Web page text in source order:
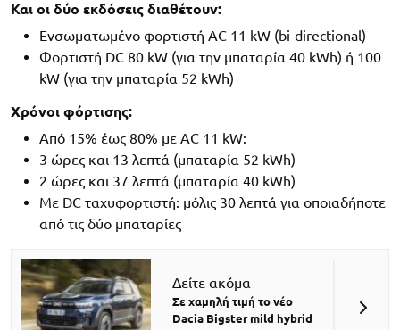
Και οι δύο εκδόσεις διαθέτουν:
Ενσωματωμένο φορτιστή AC 11 kW (bi-directional)
Φορτιστή DC 80 kW (για την μπαταρία 40 kWh) ή 100
kW (για την μπαταρία 52 kWh)
Χρόνοι φόρτισης:
Από 15% έως 80% με AC 11 kW:
3 ώρες και 13 λεπτά (μπαταρία 52 kWh)
2 ώρες και 37 λεπτά (μπαταρία 40 kWh)
Με DC ταχυφορτιστή: μόλις 30 λεπτά για οποιαδήποτε
από τις δύο μπαταρίες
Δείτε ακόμα
Σε χαμηλή τιμή το νέο
Dacia Bigster mild hybrid